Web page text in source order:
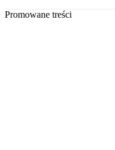
Promowane treści